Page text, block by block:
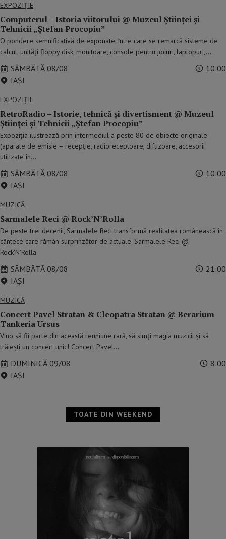
EXPOZIȚIE
Computerul – Istoria viitorului @ Muzeul Științei și
Tehnicii „Ștefan Procopiuˮ
O pondere semnificativă de exponate, între care se remarcă sisteme de
calcul, unități floppy disk, monitoare, console pentru jocuri, laptopuri,…
SÂMBĂTĂ 08/08
10:00
IAŞI
EXPOZIȚIE
RetroRadio – Istorie, tehnică și divertisment @ Muzeul
Științei și Tehnicii „Ștefan Procopiuˮ
Expoziția ilustrează prin intermediul a peste 80 de obiecte originale
(aparate de emisie – recepție, radioreceptoare, difuzoare, accesorii
utilizate în…
SÂMBĂTĂ 08/08
10:00
IAŞI
MUZICĂ
Sarmalele Reci @ Rock’N’Rolla
De peste trei decenii, Sarmalele Reci transformă realitatea românească în
cântece care rămân surprinzător de actuale. Sarmalele Reci @
Rock'N'Rolla
SÂMBĂTĂ 08/08
21:00
IAŞI
MUZICĂ
Concert Pavel Stratan & Cleopatra Stratan @ Berarium
Tankeria Ursus
Vino să fii parte din această reuniune rară, să simți magia muzicii și să
trăiești un concert unic! Concert Pavel…
DUMINICĂ 09/08
8:00
IAŞI
TOATE DIN WEEKEND